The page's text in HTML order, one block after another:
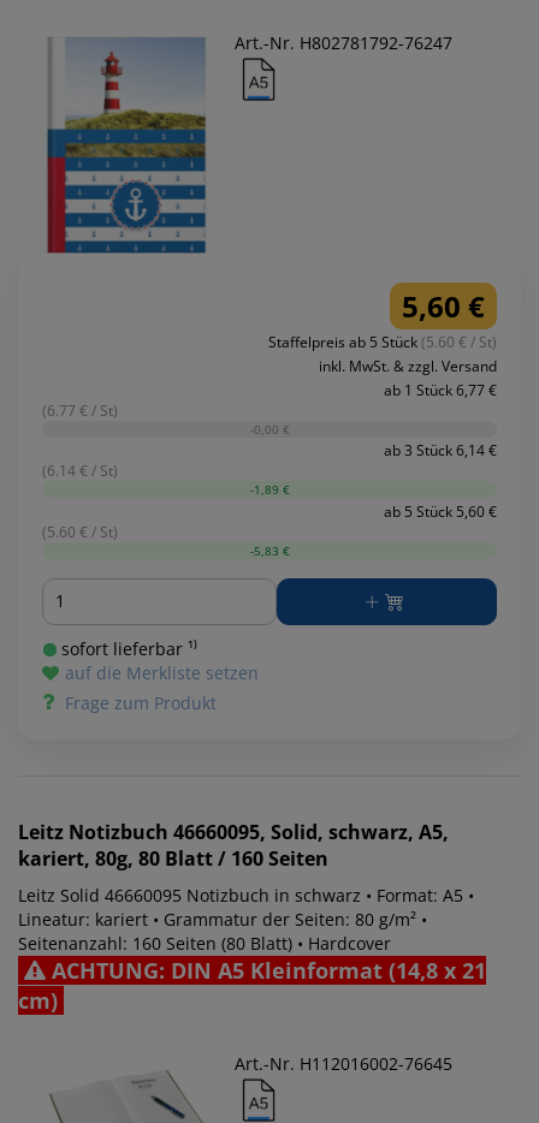
Art.-Nr. H802781792-76247
5,60 €
Staffelpreis ab 5 Stück(5.60 € / St)
inkl. MwSt. & zzgl. Versand
ab 1 Stück 6,77 €
(6.77 € / St)
-0,00 €
ab 3 Stück 6,14 €
(6.14 € / St)
-1,89 €
ab 5 Stück 5,60 €
(5.60 € / St)
-5,83 €
Menge
sofort lieferbar ¹⁾
auf die Merkliste setzen
Frage zum Produkt
Leitz Notizbuch 46660095, Solid, schwarz, A5,
kariert, 80g, 80 Blatt / 160 Seiten
Leitz Solid 46660095 Notizbuch in schwarz • Format: A5 •
Lineatur: kariert • Grammatur der Seiten: 80 g/m² •
Seitenanzahl: 160 Seiten (80 Blatt) • Hardcover
ACHTUNG: DIN A5 Kleinformat (14,8 x 21
cm)
Art.-Nr. H112016002-76645